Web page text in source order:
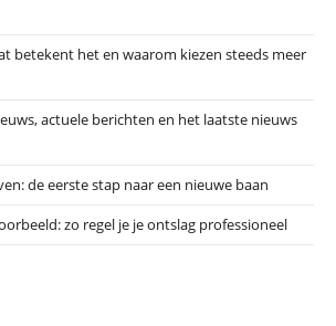
betekent het en waarom kiezen steeds meer
actuele berichten en het laatste nieuws
de eerste stap naar een nieuwe baan
zo regel je je ontslag professioneel